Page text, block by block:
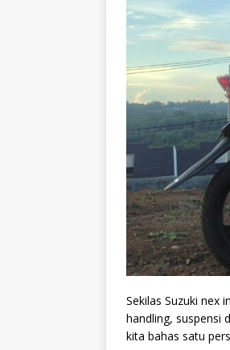
Sekilas Suzuki nex
handling, suspensi
kita bahas satu